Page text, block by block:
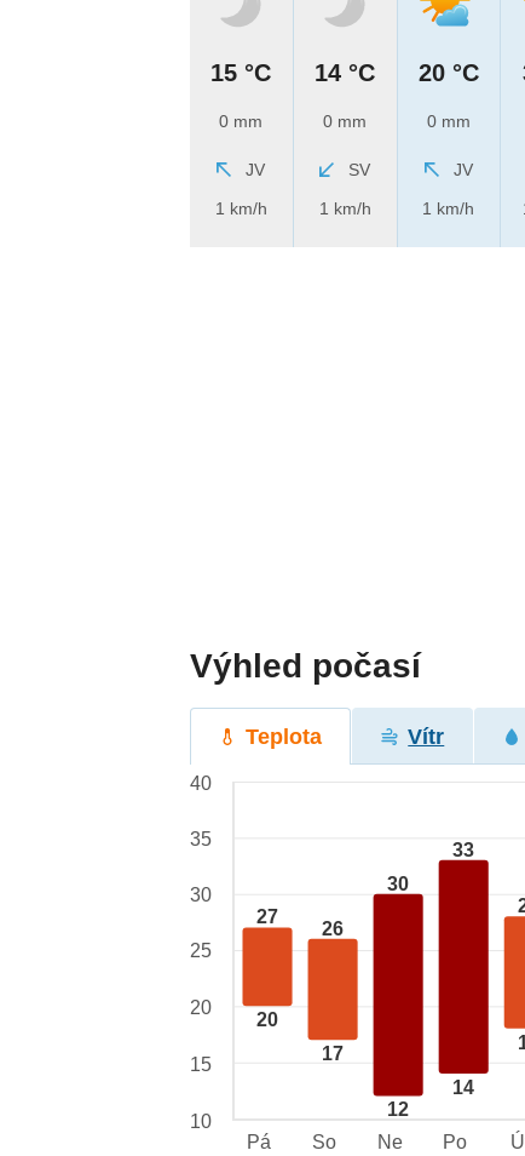
15 °C
0 mm
JV
1 km/h
14 °C
0 mm
SV
1 km/h
20 °C
0 mm
JV
1 km/h
Výhled počasí
Teplota Vítr
27
20
26
17
30
12
33
14
40
35
30
25
20
15
10
Pá
So Ne Po